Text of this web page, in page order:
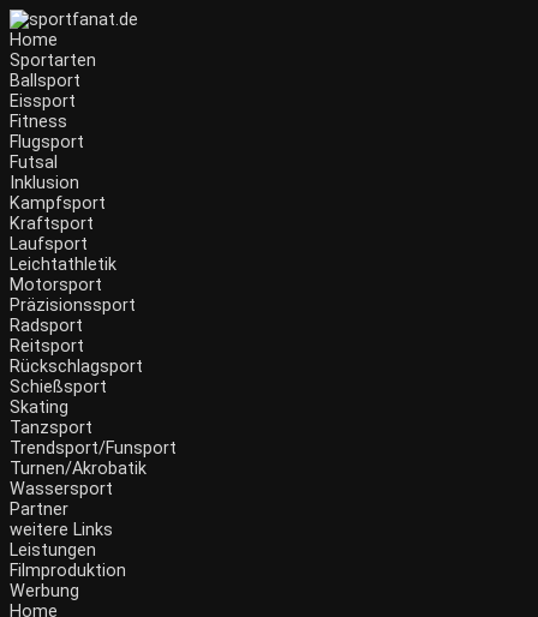
Zum
Inhalt
wechseln
Home
Sportarten
Ballsport
Eissport
Fitness
Flugsport
Futsal
Inklusion
Kampfsport
Kraftsport
Laufsport
Leichtathletik
Motorsport
Präzisionssport
Radsport
Reitsport
Rückschlagsport
Schießsport
Skating
Tanzsport
Trendsport/Funsport
Turnen/Akrobatik
Wassersport
Partner
weitere Links
Leistungen
Filmproduktion
Werbung
Menü
Home